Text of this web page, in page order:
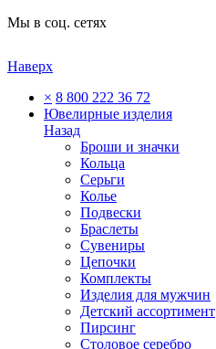
Мы в соц. сетях
Наверх
× 8 800 222 36 72
Ювелирные изделия
Назад
Броши и значки
Кольца
Серьги
Колье
Подвески
Браслеты
Сувениры
Цепочки
Комплекты
Изделия для мужчин
Детский ассортимент
Пирсинг
Столовое серебро